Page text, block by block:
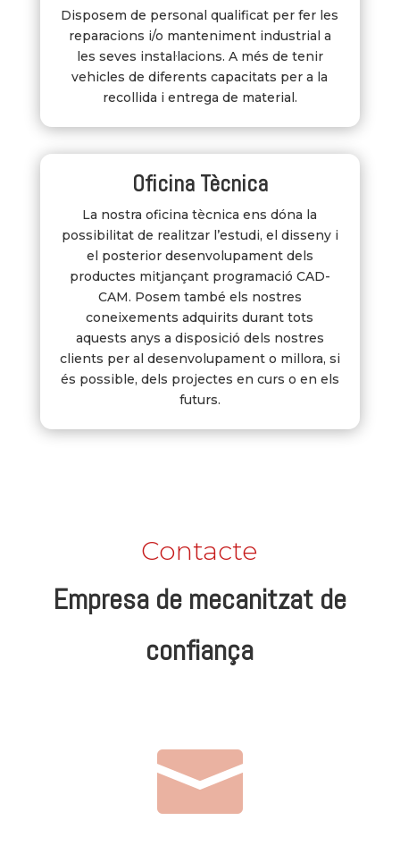
Disposem de personal qualificat per fer les
reparacions i/o manteniment industrial a
les seves instal·lacions. A més de tenir
vehicles de diferents capacitats per a la
recollida i entrega de material.
Oficina Tècnica
La nostra oficina tècnica ens dóna la
possibilitat de realitzar l’estudi, el disseny i
el posterior desenvolupament dels
productes mitjançant programació CAD-
CAM. Posem també els nostres
coneixements adquirits durant tots
aquests anys a disposició dels nostres
clients per al desenvolupament o millora, si
és possible, dels projectes en curs o en els
futurs.
Contacte
Empresa de mecanitzat de
confiança
